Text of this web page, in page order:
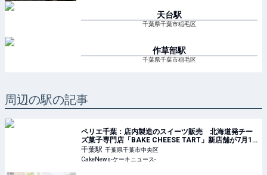
天台駅
千葉県千葉市稲毛区
作草部駅
千葉県千葉市稲毛区
周辺の駅の記事
ペリエ千葉：店内製造のスイーツ販売 北海道発チー
ズ菓子専門店「BAKE CHEESE TART」新店舗が7月17
日オープン
千葉駅 千葉県千葉市中央区
CakeNews-ケーキニュース-